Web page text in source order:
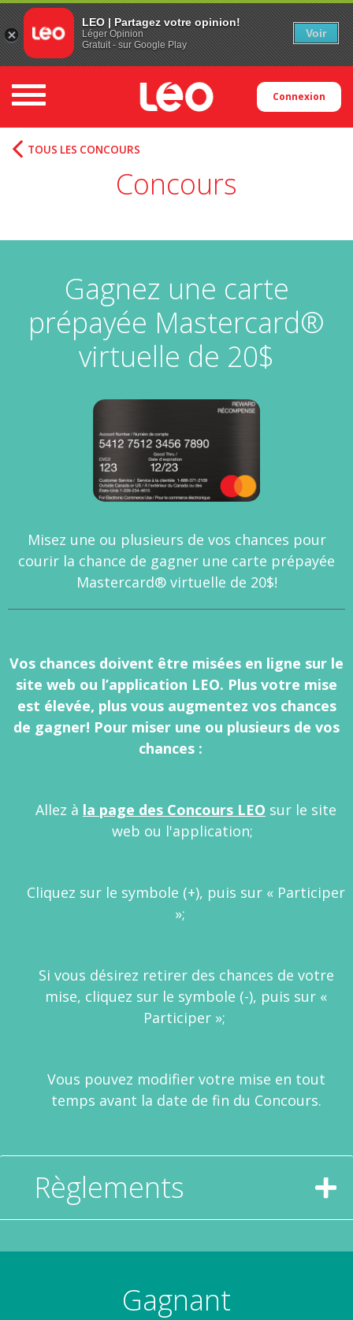
Toggle navigation Connexion
Concours
TOUS LES CONCOURS
Gagnez une carte
prépayée Mastercard®
virtuelle de 20$
Misez une ou plusieurs de vos chances pour
courir la chance de gagner une carte prépayée
Mastercard® virtuelle de 20$!
Vos chances doivent être misées en ligne sur le
site web ou l’application LEO. Plus votre mise
est élevée, plus vous augmentez vos chances
de gagner! Pour miser une ou plusieurs de vos
chances :
Allez à la page des Concours LEO sur le site
web ou l'application;
Cliquez sur le symbole (+), puis sur « Participer
»;
Si vous désirez retirer des chances de votre
mise, cliquez sur le symbole (-), puis sur «
Participer »;
Vous pouvez modifier votre mise en tout
temps avant la date de fin du Concours.
Règlements
Gagnant
LEO | Partagez votre opinion!
Léger Opinion
Gratuit - sur Google Play
Voir